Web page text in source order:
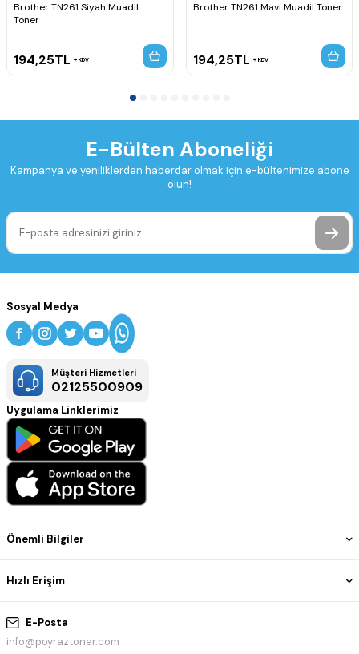
Brother TN261 Siyah Muadil
Toner
194,25TL KDV
Brother TN261 Mavi Muadil Toner
194,25TL KDV
E-Bülten Aboneliği
Kampanya ve yeniliklerden haberdar olmak için e-bültenimize abone
olun!
E-Posta
info@poyraztoner.com
Önemli Bilgiler
Hızlı Erişim
Sosyal Medya
Müşteri Hizmetleri
02125500909
Uygulama Linklerimiz